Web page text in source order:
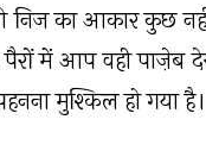
निज का आकार कुछ
में आप वही पाज़ेब
मुश्किल हो गया है।